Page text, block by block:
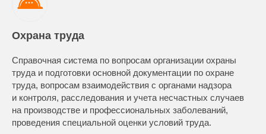
Охрана труда
Справочная система по вопросам организации охраны
труда и подготовки основной документации по охране
труда, вопросам взаимодействия с органами надзора
и контроля, расследования и учета несчастных случаев
на производстве и профессиональных заболеваний,
проведения специальной оценки условий труда.